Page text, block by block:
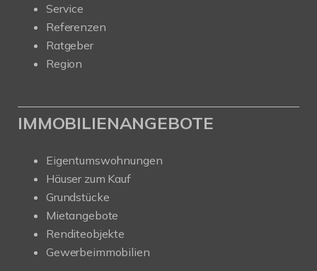
Service
Referenzen
Ratgeber
Region
IMMOBILIENANGEBOTE
Eigentumswohnungen
Häuser zum Kauf
Grundstücke
Mietangebote
Renditeobjekte
Gewerbeimmobilien